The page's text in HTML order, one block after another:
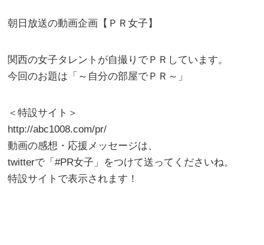
朝日放送の動画企画【ＰＲ女子】
関西の女子タレントが自撮りでＰＲしています。
今回のお題は「～自分の部屋でＰＲ～」
＜特設サイト＞
http://abc1008.com/pr/
動画の感想・応援メッセージは、
twitterで「#PR女子」をつけて送ってくださいね。
特設サイトで表示されます！